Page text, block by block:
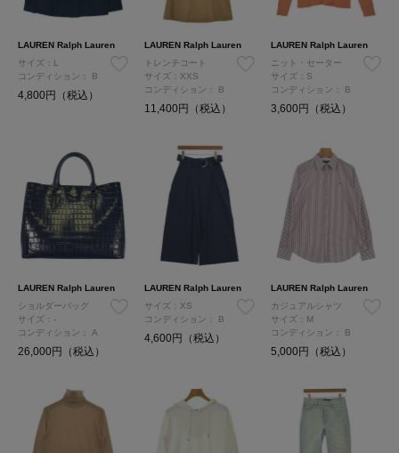
LAUREN Ralph Lauren
サイズ：L
コンディション： B
4,800円（税込）
LAUREN Ralph Lauren
トレンチコート
サイズ：XXS
コンディション：
B
11,400円（税込）
LAUREN Ralph Lauren
ニット・セーター
サイズ：S
コンディション：
B
3,600円（税込）
LAUREN Ralph Lauren
ショルダーバッグ
サイズ：-
コンディション： A
26,000円（税込）
LAUREN Ralph Lauren
サイズ：XS
コンディション：
B
4,600円（税込）
LAUREN Ralph Lauren
カジュアルシャツ
サイズ：M
コンディション：
B
5,000円（税込）